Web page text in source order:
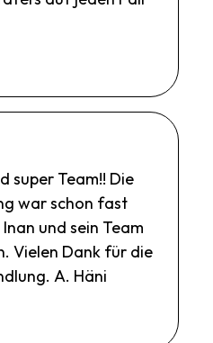
super Team!! Die
war schon fast
und sein Team
Vielen Dank für die
A. Häni